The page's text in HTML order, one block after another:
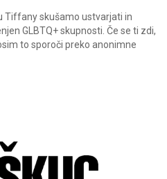
Tiffany skušamo ustvarjati in
GLBTQ+ skupnosti. Če se ti zdi,
to sporoči preko anonimne